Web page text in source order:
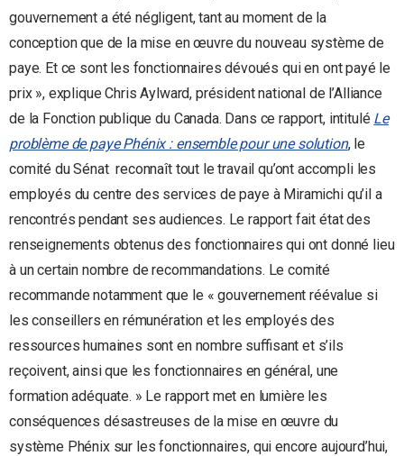
gouvernement a été négligent, tant au moment de la
conception que de la mise en œuvre du nouveau système de
paye. Et ce sont les fonctionnaires dévoués qui en ont payé le
prix », explique Chris Aylward, président national de l’Alliance
de la Fonction publique du Canada. Dans ce rapport, intitulé Le
problème de paye Phénix : ensemble pour une solution, le
comité du Sénat reconnaît tout le travail qu’ont accompli les
employés du centre des services de paye à Miramichi qu’il a
rencontrés pendant ses audiences. Le rapport fait état des
renseignements obtenus des fonctionnaires qui ont donné lieu
à un certain nombre de recommandations. Le comité
recommande notamment que le « gouvernement réévalue si
les conseillers en rémunération et les employés des
ressources humaines sont en nombre suffisant et s’ils
reçoivent, ainsi que les fonctionnaires en général, une
formation adéquate. » Le rapport met en lumière les
conséquences désastreuses de la mise en œuvre du
système Phénix sur les fonctionnaires, qui encore aujourd’hui,